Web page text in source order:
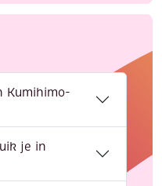
Kumihimo-
je in